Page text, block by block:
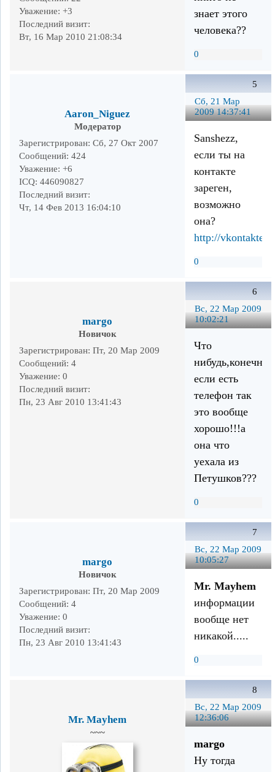
Уважение: +3
Последний визит:
Вт, 16 Мар 2010 21:08:34
знает этого
человека??
0
5
Сб, 21 Мар
2009 14:37:41
Aaron_Niguez
Модератор
Зарегистрирован: Сб, 27 Окт 2007
Сообщений: 424
Уважение: +6
ICQ: 446090827
Последний визит:
Чт, 14 Фев 2013 16:04:10
Sanshezz,
если ты на
контакте
зареген,
возможно
она?
http://
0
6
Вс, 22 Мар 2009
10:02:21
margo
Новичок
Зарегистрирован: Пт, 20 Мар 2009
Сообщений: 4
Уважение: 0
Последний визит:
Пн, 23 Авг 2010 13:41:43
Что
нибудь,конечно
если есть
телефон так
это вообще
хорошо!!!а
она что
уехала из
Петушков???
0
7
Вс, 22 Мар 2009
10:05:27
margo
Новичок
Зарегистрирован: Пт, 20 Мар 2009
Сообщений: 4
Уважение: 0
Последний визит:
Пн, 23 Авг 2010 13:41:43
Mr. Mayhem
информации
вообще нет
никакой.....
0
8
Вс, 22 Мар 2009
12:36:06
Mr. Mayhem
~~~
margo
Ну тогда